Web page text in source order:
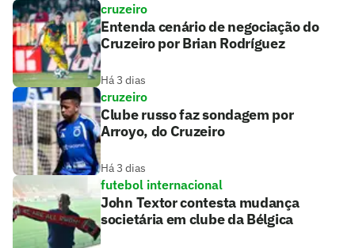
cruzeiro
Entenda cenário de negociação do
Cruzeiro por Brian Rodríguez
Há 3 dias
cruzeiro
Clube russo faz sondagem por
Arroyo, do Cruzeiro
Há 3 dias
futebol internacional
John Textor contesta mudança
societária em clube da Bélgica